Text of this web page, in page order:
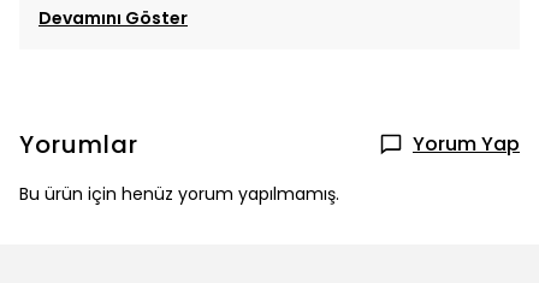
Devamını Göster
Yorumlar Yorum Yap
Bu ürün için henüz yorum yapılmamış.